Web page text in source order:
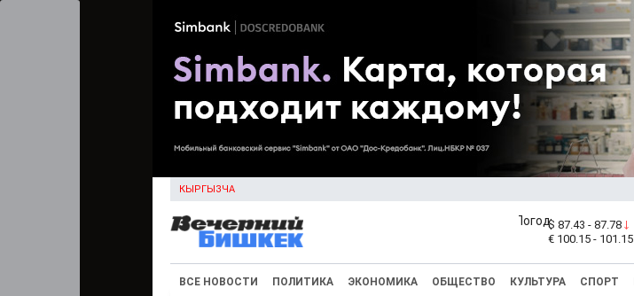
КЫРГЫЗЧА
$ 87.43 - 87.78
€ 100.15 - 101.15
ВСЕ НОВОСТИ ПОЛИТИКА ЭКОНОМИКА ОБЩЕСТВО КУЛЬТУРА СПОРТ